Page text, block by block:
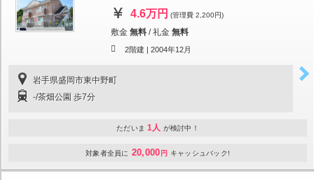
4.6万円 (管理費 2,200円)
敷金 無料 /礼金 無料
2階建 | 2004年12月
岩手県盛岡市東中野町
-/茶畑公園 歩7分
ただいま 1人 が検討中！
対象者全員に 20,000 円 キャッシュバック!